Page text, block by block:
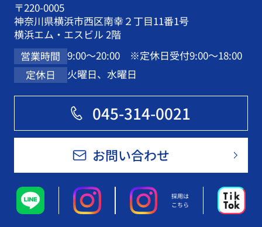
〒220-0005
神奈川県横浜市西区南幸２丁目11番1号
横浜エム・エスビル 2階
営業時間 9:00～20:00 ※定休日受付9:00～18:00
定休日
火曜日、水曜日
045-314-0021
お問い合わせ
採用は
こちら